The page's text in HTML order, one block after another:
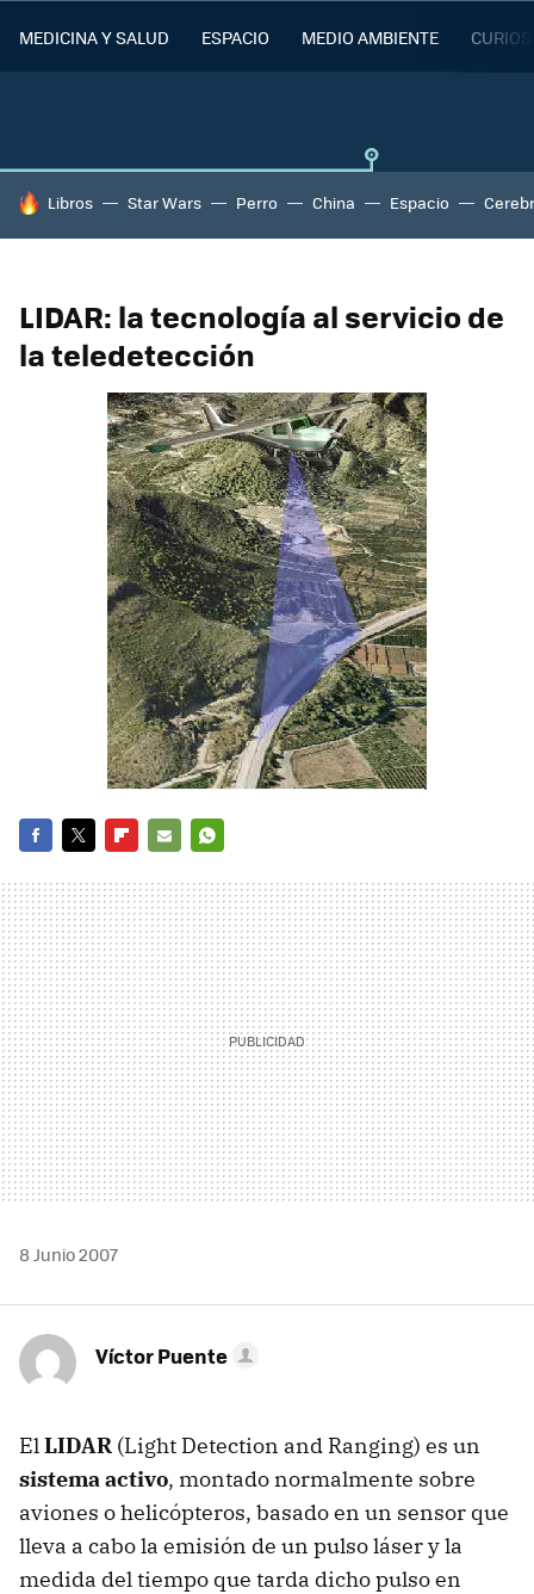
MEDICINA Y SALUD ESPACIO MEDIO AMBIENTE
HOY SE HABLA DE
Libros Star Wars Perro China Espacio
LIDAR: la tecnología al servicio de
la teledetección
MAIL
8 Junio 2007
Víctor Puente
ElLIDAR (Light Detection and Ranging) es un
sistema activo, montado normalmente sobre
aviones o helicópteros, basado en un sensor que
lleva a cabo la emisión de un pulso láser y la
medida del tiempo que tarda dicho pulso en